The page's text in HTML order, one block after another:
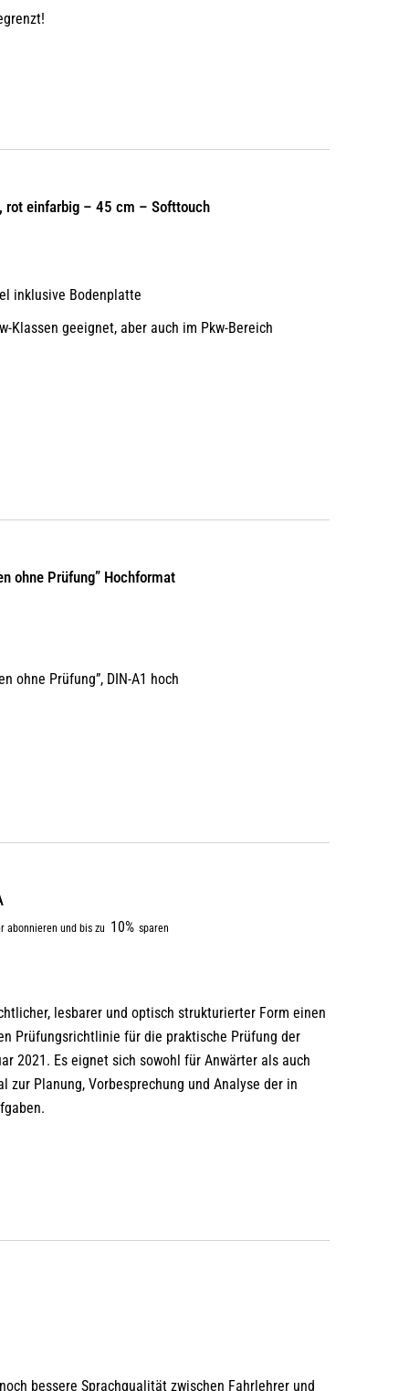
rot einfarbig – 45 cm – Softtouch
inklusive Bodenplatte
Klassen geeignet, aber auch im Pkw-Bereich
ohne Prüfung” Hochformat
ohne Prüfung”, DIN-A1 hoch
abonnieren und bis zu 10% sparen
lesbarer und optisch strukturierter Form einen
Prüfungsrichtlinie für die praktische Prüfung der
2021. Es eignet sich sowohl für Anwärter als auch
zur Planung, Vorbesprechung und Analyse der in
bessere Sprachqualität zwischen Fahrlehrer und